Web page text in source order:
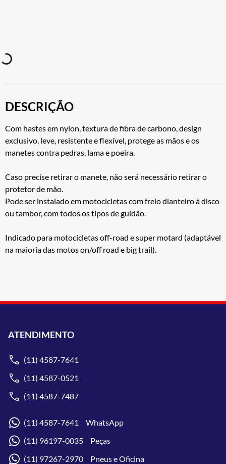
DESCRIÇÃO
Com hastes em nylon, textura de fibra de carbono, design
exclusivo, leve, resistente e flexível, protege as mãos e os
manetes contra pedras, lama e poeira.
Caso precise retirar o manete, não será necessário retirar o
protetor de mão.
Pode ser instalado em motocicletas com freio dianteiro à disco
ou tambor, com todos os tipos de guidão.
Indicado para motocicletas off-road e super motard (adaptável
na maioria das motos on/off road e big trail).
ATENDIMENTO
(11) 4587-7641
(11) 4587-0521
(11) 4587-7487
(11) 4587-7641 WhatsApp
(11) 96197-0035 Peças
(11) 97267-2970 Pneus e Oficina